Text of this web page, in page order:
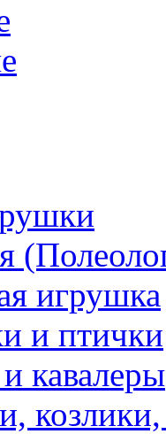
игрушка
и птички
кавалеры